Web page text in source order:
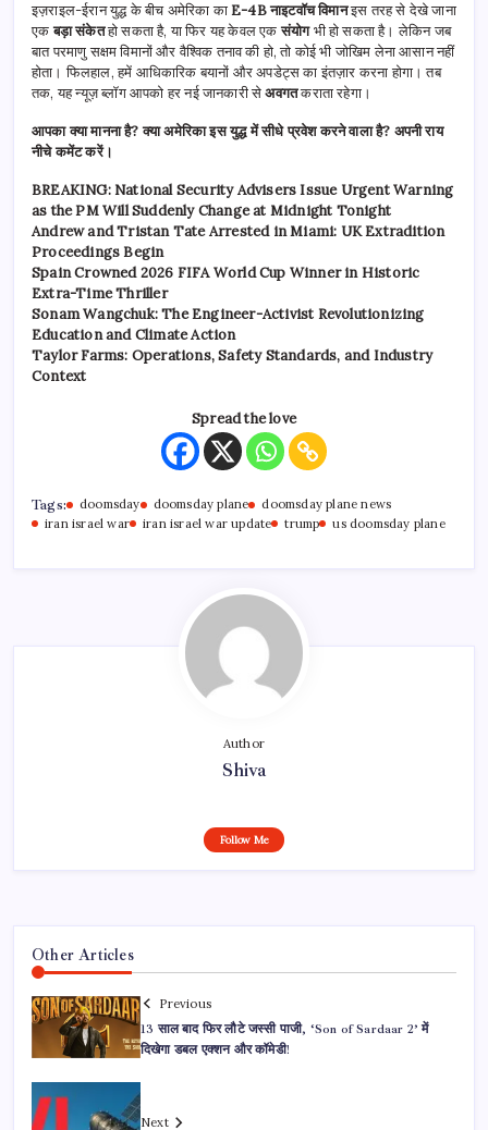
इज़राइल-ईरान युद्ध के बीच अमेरिका काE-4B नाइटवॉच विमानइस तरह से देखे जाना
एकबड़ा संकेतहो सकता है, या फिर यह केवल एकसंयोगभी हो सकता है। लेकिन जब
बात परमाणु सक्षम विमानों और वैश्विक तनाव की हो, तो कोई भी जोखिम लेना आसान नहीं
होता। फिलहाल, हमें आधिकारिक बयानों और अपडेट्स का इंतज़ार करना होगा। तब
तक, यह न्यूज़ ब्लॉग आपको हर नई जानकारी सेअवगतकराता रहेगा।
आपका क्या मानना है? क्या अमेरिका इस युद्ध में सीधे प्रवेश करने वाला है? अपनी राय
नीचे कमेंट करें।
BREAKING: National Security Advisers Issue Urgent Warning
as the PM Will Suddenly Change at Midnight Tonight
Andrew and Tristan Tate Arrested in Miami: UK Extradition
Proceedings Begin
Spain Crowned 2026 FIFA World Cup Winner in Historic
Extra-Time Thriller
Sonam Wangchuk: The Engineer-Activist Revolutionizing
Education and Climate Action
Taylor Farms: Operations, Safety Standards, and Industry
Context
Spread the love
Tags: doomsday doomsday plane
doomsday plane news
iran israel war
iran israel war update trump us doomsday plane
Author
Shiva
Follow Me
Other Articles
Previous
13 साल बाद फिर लौटे जस्सी पाजी, ‘Son of Sardaar 2’ में
दिखेगा डबल एक्शन और कॉमेडी!
Next